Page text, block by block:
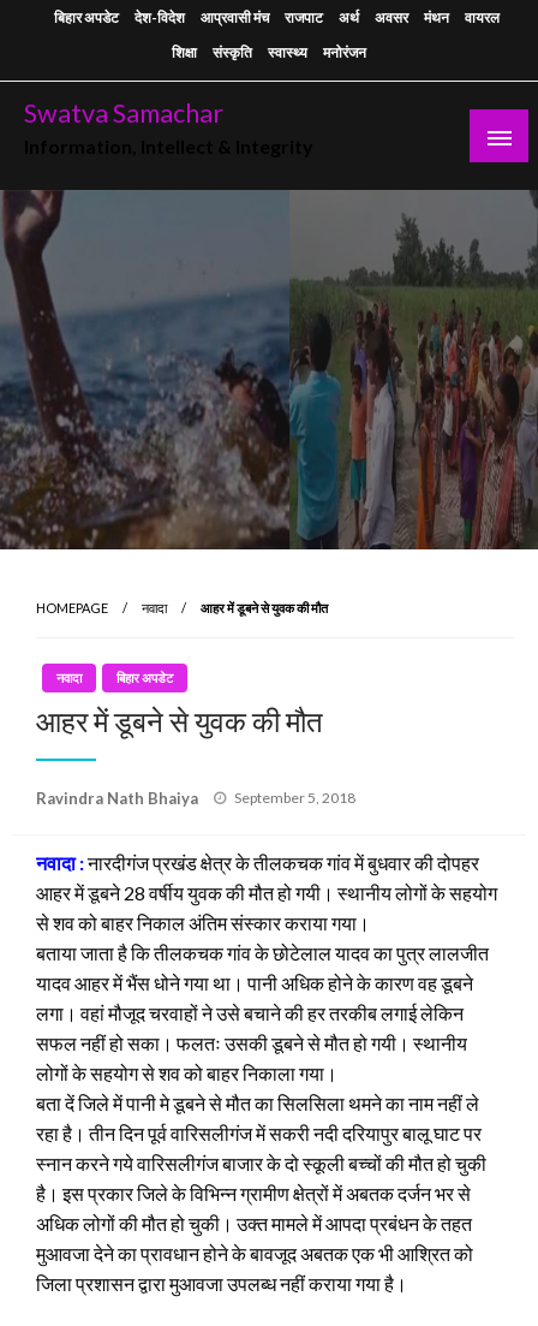
बिहार अपडेट देश-विदेश आप्रवासी मंच राजपाट अर्थ अवसर मंथन
वायरल
शिक्षा
संस्कृति स्वास्थ्य मनोरंजन
Swatva Samachar
HOMEPAGE नवादा आहर में डूबने से युवक की मौत
नवादा बिहार अपडेट
आहर में डूबने से युवक की मौत
Ravindra Nath Bhaiya
Posted
September 5, 2018
नवादा :नारदीगंज प्रखंड क्षेत्र के तीलकचक गांव में बुधवार की दोपहर
आहर में डूबने 28 वर्षीय युवक की मौत हो गयी। स्थानीय लोगों के सहयोग
से शव को बाहर निकाल अंतिम संस्कार कराया गया।
बताया जाता है कि तीलकचक गांव के छोटेलाल यादव का पुत्र लालजीत
यादव आहर में भैंस धोने गया था। पानी अधिक होने के कारण वह डूबने
लगा। वहां मौजूद चरवाहों ने उसे बचाने की हर तरकीब लगाई लेकिन
सफल नहीं हो सका। फलतः उसकी डूबने से मौत हो गयी। स्थानीय
लोगों के सहयोग से शव को बाहर निकाला गया।
बता दें जिले में पानी मे डूबने से मौत का सिलसिला थमने का नाम नहीं ले
रहा है। तीन दिन पूर्व वारिसलीगंज में सकरी नदी दरियापुर बालू घाट पर
स्नान करने गये वारिसलीगंज बाजार के दो स्कूली बच्चों की मौत हो चुकी
है। इस प्रकार जिले के विभिन्न ग्रामीण क्षेत्रों में अबतक दर्जन भर से
अधिक लोगों की मौत हो चुकी। उक्त मामले में आपदा प्रबंधन के तहत
मुआवजा देने का प्रावधान होने के बावजूद अबतक एक भी आश्रित को
जिला प्रशासन द्वारा मुआवजा उपलब्ध नहीं कराया गया है।